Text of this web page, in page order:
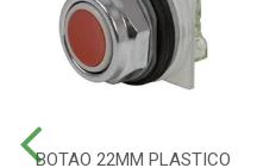
BOTAO 22MM PLASTICO